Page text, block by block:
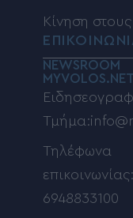
Κίνηση
NEWSROOM
MYVOLOS.NET
Τηλέφωνα
επικοινωνίας:
6948833100